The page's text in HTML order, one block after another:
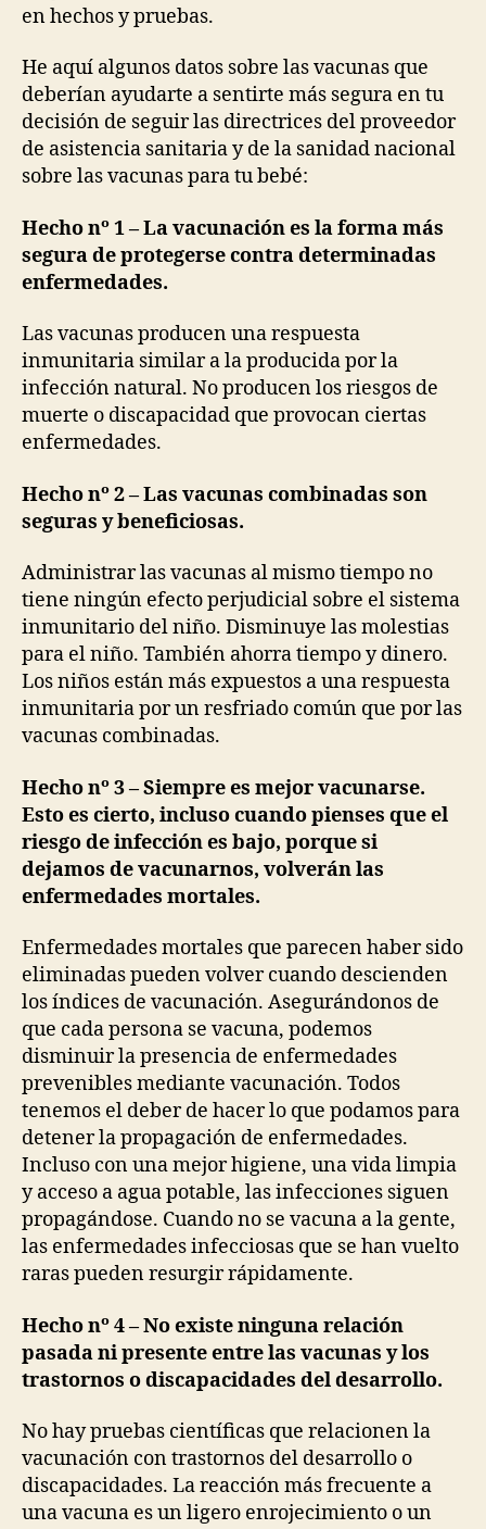
en hechos y pruebas.
He aquí algunos datos sobre las vacunas que
deberían ayudarte a sentirte más segura en tu
decisión de seguir las directrices del proveedor
de asistencia sanitaria y de la sanidad nacional
sobre las vacunas para tu bebé:
Hecho nº 1 – La vacunación es la forma más
segura de protegerse contra determinadas
enfermedades.
Las vacunas producen una respuesta
inmunitaria similar a la producida por la
infección natural. No producen los riesgos de
muerte o discapacidad que provocan ciertas
enfermedades.
Hecho nº 2 – Las vacunas combinadas son
seguras y beneficiosas.
Administrar las vacunas al mismo tiempo no
tiene ningún efecto perjudicial sobre el sistema
inmunitario del niño. Disminuye las molestias
para el niño. También ahorra tiempo y dinero.
Los niños están más expuestos a una respuesta
inmunitaria por un resfriado común que por las
vacunas combinadas.
Hecho nº 3 – Siempre es mejor vacunarse.
Esto es cierto, incluso cuando pienses que el
riesgo de infección es bajo, porque si
dejamos de vacunarnos, volverán las
enfermedades mortales.
Enfermedades mortales que parecen haber sido
eliminadas pueden volver cuando descienden
los índices de vacunación. Asegurándonos de
que cada persona se vacuna, podemos
disminuir la presencia de enfermedades
prevenibles mediante vacunación. Todos
tenemos el deber de hacer lo que podamos para
detener la propagación de enfermedades.
Incluso con una mejor higiene, una vida limpia
y acceso a agua potable, las infecciones siguen
propagándose. Cuando no se vacuna a la gente,
las enfermedades infecciosas que se han vuelto
raras pueden resurgir rápidamente.
Hecho nº 4 – No existe ninguna relación
pasada ni presente entre las vacunas y los
trastornos o discapacidades del desarrollo.
No hay pruebas científicas que relacionen la
vacunación con trastornos del desarrollo o
discapacidades. La reacción más frecuente a
una vacuna es un ligero enrojecimiento o un